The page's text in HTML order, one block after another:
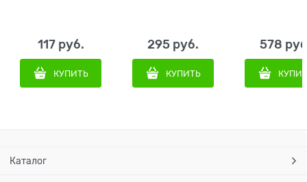
117 руб.
КУПИТЬ
295 руб.
КУПИТЬ
578
Каталог